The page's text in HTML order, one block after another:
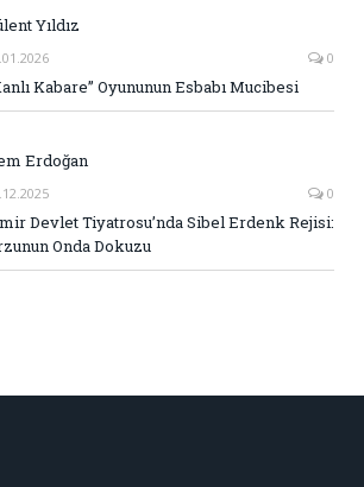
Yıldız
0
Kabare” Oyununun Esbabı Mucibesi
Erdoğan
0
Devlet Tiyatrosu’nda Sibel Erdenk Rejisi:
Onda Dokuzu